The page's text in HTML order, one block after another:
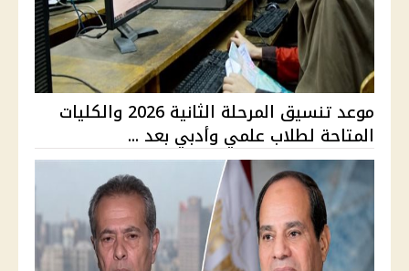
موعد تنسيق المرحلة الثانية 2026 والكليات
المتاحة لطلاب علمي وأدبي بعد ...